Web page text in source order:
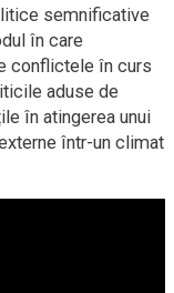
semnificative
în care
conflictele în curs
aduse de
în atingerea unui
într-un climat